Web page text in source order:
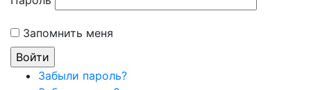
Запомнить меня
Забыли пароль?